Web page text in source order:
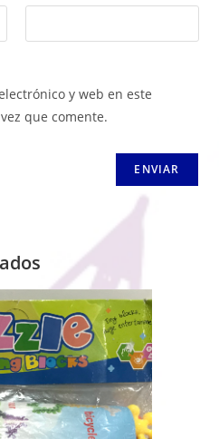
y web en este
que comente.